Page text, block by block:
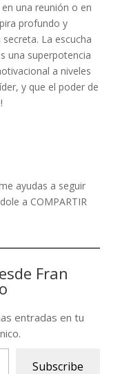
una reunión o en
profundo y
La escucha
una superpotencia
a niveles
y que el poder de
ayudas a seguir
a COMPARTIR
Fran
entradas en tu
Subscribe